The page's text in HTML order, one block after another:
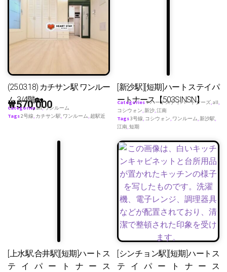
(25.03.18) カチサン駅 ワンルー
ム 3/4階🏡
₩570,000
Categoriesall,ワンルーム
Tags2号線, カチサン駅, ワンルーム, 超駅近
[新沙駅][短期]ハートステイパ
ートナース【503SINSN】
Categories♥ ハートステイパートナーズ,all,
コシウォン,新沙,江南
Tags3号線, コシウォン, ワンルーム,新沙駅,
江南,短期
[上水駅,合井駅][短期]ハートス
テイパートナース
[シンチョン駅][短期]ハートス
テイパートナース